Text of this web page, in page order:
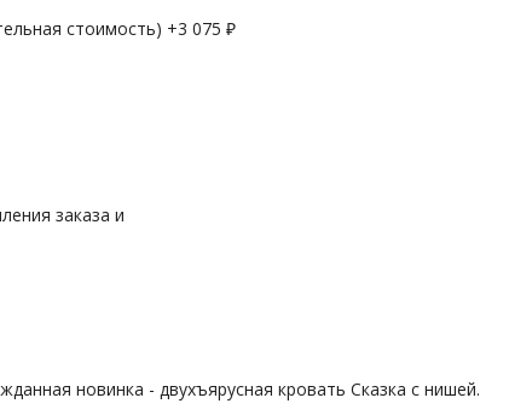
стоимость) +3 075 ₽
заказа и
новинка - двухъярусная кровать Сказка с нишей.